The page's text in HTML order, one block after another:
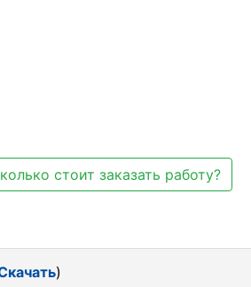
стоит заказать работу?
)